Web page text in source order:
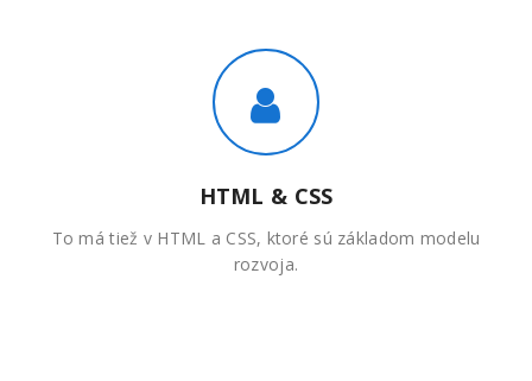
HTML & CSS
To má tiež v HTML a CSS, ktoré sú základom modelu
rozvoja.